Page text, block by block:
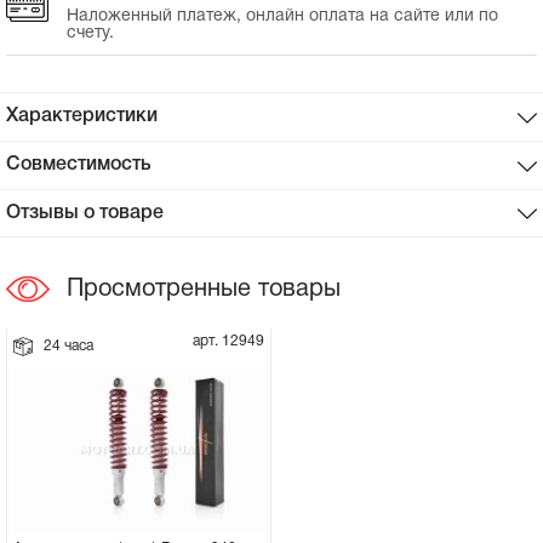
Сцепное устройство, шплинт
Свечи на мотоблок
Элементы управления, тросики на
Навесное и запчасти к нему
Наложенный платеж, онлайн оплата на сайте или по
счету.
Характеристики
Совместимость
Отзывы о товаре
Просмотренные товары
24 часа арт. 12949